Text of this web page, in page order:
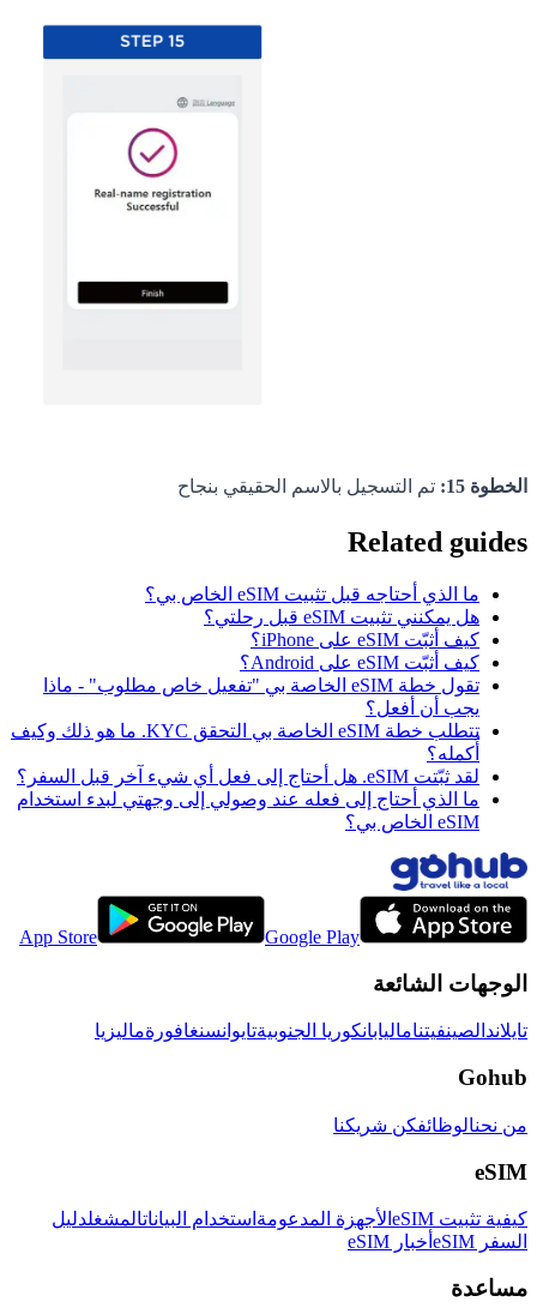
الخطوة 15: تم التسجيل بالاسم الحقيقي بنجاح
Related guides
ما الذي أحتاجه قبل تثبيت eSIM الخاص بي؟
هل يمكنني تثبيت eSIM قبل رحلتي؟
كيف أثبّت eSIM على iPhone؟
كيف أثبّت eSIM على Android؟
تقول خطة eSIM الخاصة بي "تفعيل خاص مطلوب" - ماذا
يجب أن أفعل؟
تتطلب خطة eSIM الخاصة بي التحقق KYC. ما هو ذلك وكيف
أُكمله؟
لقد ثبّتت eSIM. هل أحتاج إلى فعل أي شيء آخر قبل السفر؟
ما الذي أحتاج إلى فعله عند وصولي إلى وجهتي لبدء استخدام
eSIM الخاص بي؟
App Store Google Play
الوجهات الشائعة
تايلاند الصينفيتناماليابانكوريا الجنوبيةتايوانسنغافورةماليزيا
Gohub
من نحنالوظائفكن شريكنا
eSIM
كيفية تثبيت eSIM الأجهزة المدعومة استخدام البياناتالمشغلدليل
السفر eSIM
أخبار eSIM
مساعدة